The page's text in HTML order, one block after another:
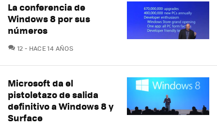
La conferencia de
Windows 8 por sus
números
12 COMENTARIOS
HACE 14 AÑOS
Microsoft da el
pistoletazo de salida
definitivo a Windows 8 y
Surface